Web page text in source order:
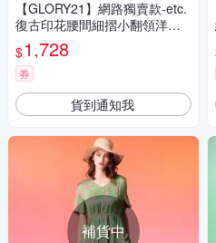
【GLORY21】網路獨賣款-etc.
復古印花腰間細摺小翻領洋裝/
連身裙-綠
$1,728
券
貨到通知我
補貨中